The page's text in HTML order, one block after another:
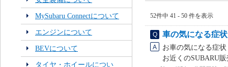
MySubaru Connectについて
エンジンについて
BEVについて
タイヤ・ホイールについ
52件中 41 - 50 件を表示
車の気になる症
お車の気になる症
お近くのSUBARU